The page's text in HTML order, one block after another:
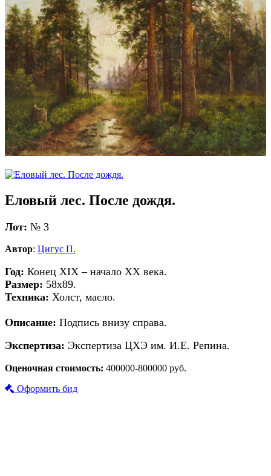
Еловый лес. После дождя.
Лот: № 3
Автор: Цигус П.
Год: Конец XIX – начало XX века.
Размер: 58х89.
Техника: Холст, масло.
Описание: Подпись внизу справа.
Экспертиза: Экспертиза ЦХЭ им. И.Е. Репина.
Оценочная стоимость: 400000-800000 руб.
Оформить бид